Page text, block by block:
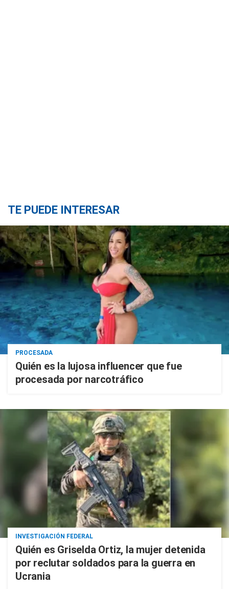
TE PUEDE INTERESAR
PROCESADA
Quién es la lujosa influencer que fue
procesada por narcotráfico
INVESTIGACIÓN FEDERAL
Quién es Griselda Ortiz, la mujer detenida
por reclutar soldados para la guerra en
Ucrania